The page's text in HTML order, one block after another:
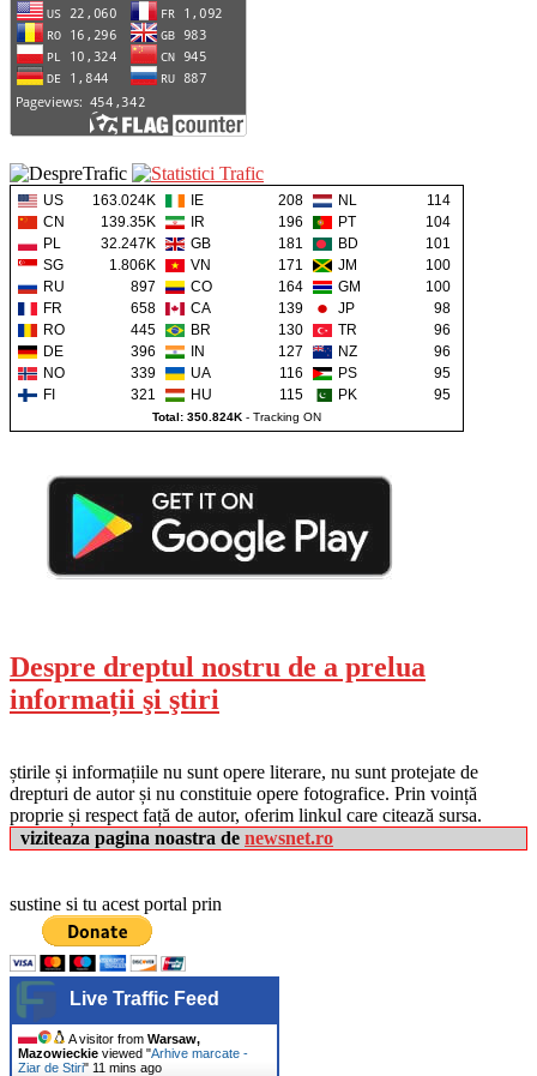
US 163.024K IE 208 NL
114
CN
139.35K IR 196 PT
104
PL
32.247K GB 181 BD
101
SG
1.806K VN 171 JM
100
RU
897 CO 164 GM
100
FR
658 CA 139 JP
98
RO
445 BR 130 TR
96
DE
396 IN 127 NZ
96
NO
339 UA 116 PS
95
FI
321 HU 115 PK 95
Total: 350.824K - Tracking ON
Despre dreptul nostru de a prelua
informații şi ştiri
știrile și informațiile nu sunt opere literare, nu sunt protejate de
drepturi de autor și nu constituie opere fotografice. Prin voință
proprie și respect față de autor, oferim linkul care citează sursa.
viziteaza pagina noastra de newsnet.ro
sustine si tu acest portal prin
Live Traffic Feed
A visitor from Warsaw,
Mazowieckie viewed "Arhive marcate -
Ziar de Stiri" 11 mins ago